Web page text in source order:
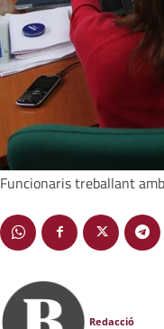
Funcionaris treballant
Redacció